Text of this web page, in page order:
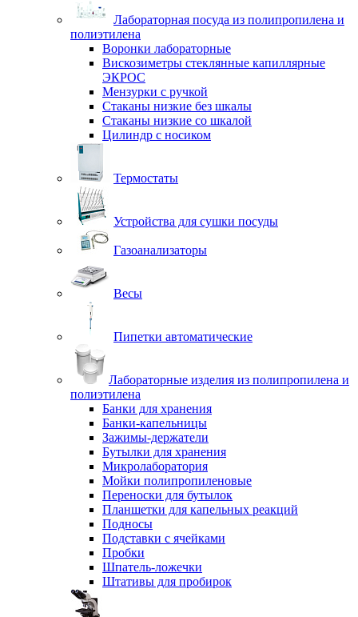
Лабораторная посуда из полипропилена и
полиэтилена
Воронки лабораторные
Вискозиметры стеклянные капиллярные
ЭКРОС
Мензурки с ручкой
Стаканы низкие без шкалы
Стаканы низкие со шкалой
Цилиндр с носиком
Термостаты
Устройства для сушки посуды
Газоанализаторы
Весы
Пипетки автоматические
Лабораторные изделия из полипропилена и
полиэтилена
Банки для хранения
Банки-капельницы
Зажимы-держатели
Бутылки для хранения
Микролаборатория
Мойки полипропиленовые
Переноски для бутылок
Планшетки для капельных реакций
Подносы
Подставки с ячейками
Пробки
Шпатель-ложечки
Штативы для пробирок